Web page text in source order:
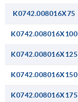
K0742.008016X75
K0742.008016X100
K0742.008016X125
K0742.008016X150
K0742.008016X175